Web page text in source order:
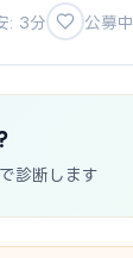
: 3分 公募中
診断します